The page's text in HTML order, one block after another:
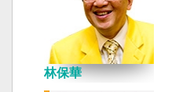
林保華